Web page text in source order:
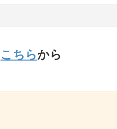
こちらから